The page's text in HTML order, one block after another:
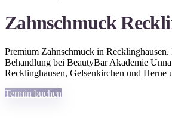
Zahnschmuck
Premium Zahnschmuck in Recklinghausen.
Behandlung bei BeautyBar Akademie
Recklinghausen, Gelsenkirchen und Herne
Termin buchen